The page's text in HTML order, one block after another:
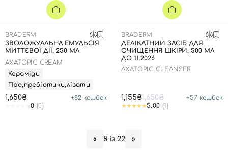
BRADERM
ЗВОЛОЖУАЛЬНА ЕМУЛЬСІЯ
МИТТЄВОЇ ДІЇ, 250 МЛ
AXATOPIC CREAM
Кераміди
Про,пребіотики,лізати
1,650₴ +82 кешбек
0 (0)
BRADERM
ДЕЛІКАТНИЙ ЗАСІБ ДЛЯ
ОЧИЩЕННЯ ШКІРИ, 500 МЛ
ДО 11.2026
AXATOPIC CLEANSER
1,155₴1,650₴ +57 кешбек
5.00 (1)
« 8 із 22 »